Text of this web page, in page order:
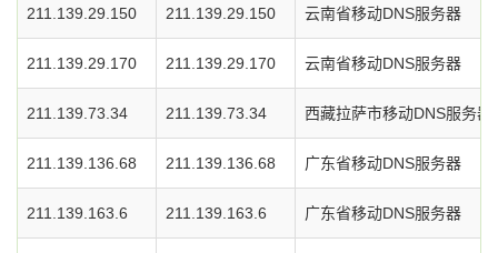
211.139.29.150 211.139.29.150 云南省移动DNS服务器
211.139.29.170 211.139.29.170 云南省移动DNS服务器
211.139.73.34 211.139.73.34 西藏拉萨市移动DNS服务器
211.139.136.68 211.139.136.68 广东省移动DNS服务器
211.139.163.6 211.139.163.6 广东省移动DNS服务器